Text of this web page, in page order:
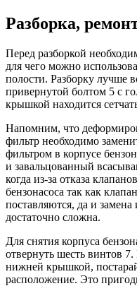
Разборка,
Перед разборкой
для чего можно
полости. Разборку лучше
привернутой болтом 5 с
крышкой находится
Напомним, что
фильтр необходимо
фильтром в корпусе
и завальцованный
когда из-за отказа
бензонасоса так как
поставляются, да и
достаточно сложна.
Для снятия корпуса
отвернуть шесть винтов
нижней крышкой,
расположение. Это